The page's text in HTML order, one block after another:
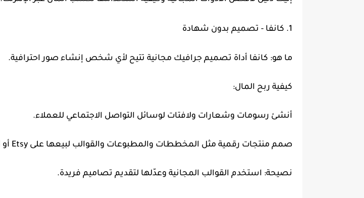
1. كانفا - تصميم بدون شهادة
ما هو: كانفا أداة تصميم جرافيك مجانية تتيح لأي شخص إنشاء صور احترافية.
كيفية ربح المال:
أنشئ رسومات وشعارات ولافتات لوسائل التواصل الاجتماعي للعملاء.
صمم منتجات رقمية مثل المخططات والمطبوعات والقوالب لبيعها على Etsy أو Gumroad.
نصيحة: استخدم القوالب المجانية وعدّلها لتقديم تصاميم فريدة.